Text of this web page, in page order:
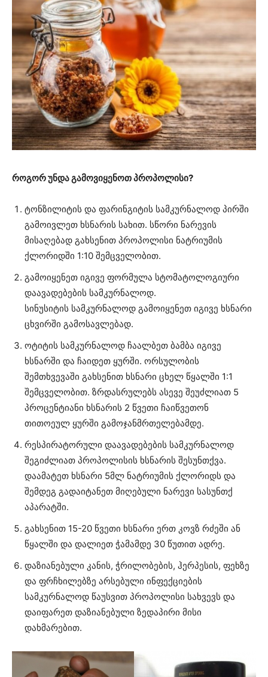
როგორ უნდა გამოვიყენოთ პროპოლისი?
ტონზილიტის და ფარინგიტის სამკურნალოდ პირში
გამოივლეთ ხსნარის სახით. სწორი ნარევის
მისაღებად გახსენით პროპოლისი ნატრიუმის
ქლორიდში 1:10 შემცველობით.
გამოიყენეთ იგივე ფორმულა სტომატოლოგიური
დაავადებების სამკურნალოდ.
სინუსიტის სამკურნალოდ გამოიყენეთ იგივე ხსნარი
ცხვირში გამოსავლებად.
ოტიტის სამკურნალოდ ჩაალბეთ ბამბა იგივე
ხსნარში და ჩაიდეთ ყურში. ორსულობის
შემთხვევაში გახსენით ხსნარი ცხელ წყალში 1:1
შემცველობით. ზრდასრულებს ასევე შეუძლიათ 5
პროცენტიანი ხსნარის 2 წვეთი ჩაიწვეთონ
თითოეულ ყურში გამოჯანმრთელებამდე.
რესპირატორული დაავადებების სამკურნალოდ
შეგიძლიათ პროპოლისის ხსნარის შესუნთქვა.
დაამატეთ ხსნარი 5მლ ნატრიუმის ქლორიდს და
შემდეგ გადაიტანეთ მიღებული ნარევი სასუნთქ
აპარატში.
გახსენით 15-20 წვეთი ხსნარი ერთ კოვზ რძეში ან
წყალში და დალიეთ ჭამამდე 30 წუთით ადრე.
დაზიანებული კანის, ჭრილობების, ჰერპესის, ფეხზე
და ფრჩხილებზე არსებული ინფექციების
სამკურნალოდ წაუსვით პროპოლისი სახვევს და
დაიფარეთ დაზიანებული ზედაპირი მისი
დახმარებით.